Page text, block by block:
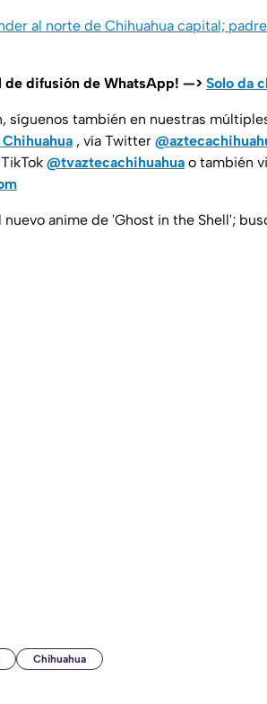
al norte de Chihuahua capital;
de difusión de WhatsApp! —> Solo da
síguenos también en nuestras
, vía Twitter
@tvaztecachihuahua o también
anime de 'Ghost in the Shell';
Chihuahua